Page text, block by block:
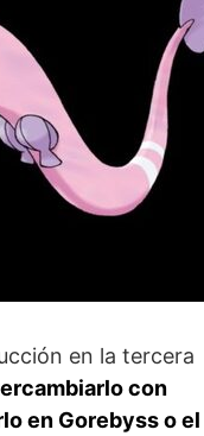
en la tercera
con
en Gorebyss o el